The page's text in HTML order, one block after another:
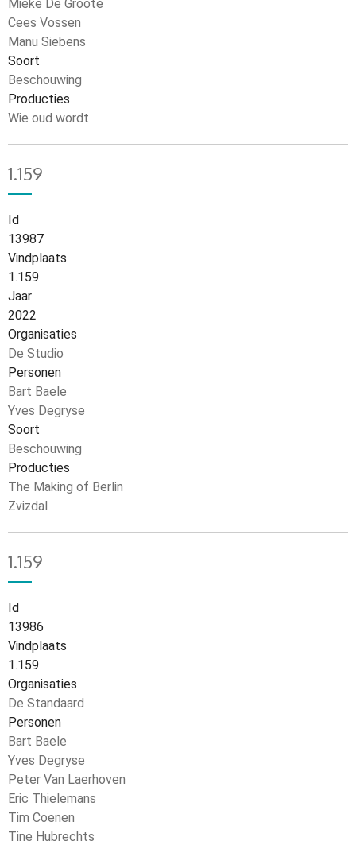
Mieke De Groote
Cees Vossen
Manu Siebens
Soort
Beschouwing
Producties
Wie oud wordt
1.159
Id
13987
Vindplaats
1.159
Jaar
2022
Organisaties
De Studio
Personen
Bart Baele
Yves Degryse
Soort
Beschouwing
Producties
The Making of Berlin
Zvizdal
1.159
Id
13986
Vindplaats
1.159
Organisaties
De Standaard
Personen
Bart Baele
Yves Degryse
Peter Van Laerhoven
Eric Thielemans
Tim Coenen
Tine Hubrechts